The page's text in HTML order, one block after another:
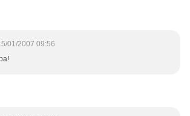
01/2007 09:56